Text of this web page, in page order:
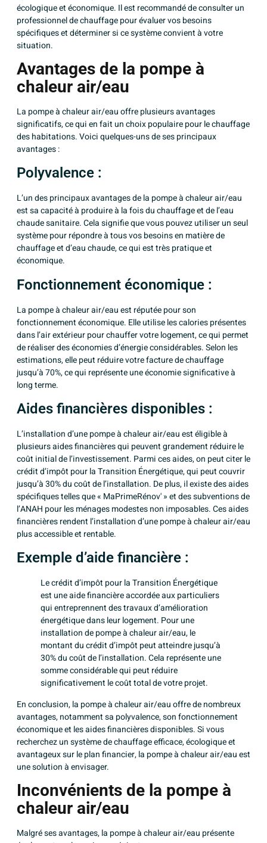
écologique et économique. Il est recommandé de consulter un
professionnel de chauffage pour évaluer vos besoins
spécifiques et déterminer si ce système convient à votre
situation.
Avantages de la pompe à
chaleur air/eau
La pompe à chaleur air/eau offre plusieurs avantages
significatifs, ce qui en fait un choix populaire pour le chauffage
des habitations. Voici quelques-uns de ses principaux
avantages :
Polyvalence :
L’un des principaux avantages de la pompe à chaleur air/eau
est sa capacité à produire à la fois du chauffage et de l’eau
chaude sanitaire. Cela signifie que vous pouvez utiliser un seul
système pour répondre à tous vos besoins en matière de
chauffage et d’eau chaude, ce qui est très pratique et
économique.
Fonctionnement économique :
La pompe à chaleur air/eau est réputée pour son
fonctionnement économique. Elle utilise les calories présentes
dans l’air extérieur pour chauffer votre logement, ce qui permet
de réaliser des économies d’énergie considérables. Selon les
estimations, elle peut réduire votre facture de chauffage
jusqu’à 70%, ce qui représente une économie significative à
long terme.
Aides financières disponibles :
L’installation d’une pompe à chaleur air/eau est éligible à
plusieurs aides financières qui peuvent grandement réduire le
coût initial de l’investissement. Parmi ces aides, on peut citer le
crédit d’impôt pour la Transition Énergétique, qui peut couvrir
jusqu’à 30% du coût de l’installation. De plus, il existe des aides
spécifiques telles que « MaPrimeRénov' » et des subventions de
l’ANAH pour les ménages modestes non imposables. Ces aides
financières rendent l’installation d’une pompe à chaleur air/eau
plus accessible et rentable.
Exemple d’aide financière :
Le crédit d’impôt pour la Transition Énergétique
est une aide financière accordée aux particuliers
qui entreprennent des travaux d’amélioration
énergétique dans leur logement. Pour une
installation de pompe à chaleur air/eau, le
montant du crédit d’impôt peut atteindre jusqu’à
30% du coût de l’installation. Cela représente une
somme considérable qui peut réduire
significativement le coût total de votre projet.
En conclusion, la pompe à chaleur air/eau offre de nombreux
avantages, notamment sa polyvalence, son fonctionnement
économique et les aides financières disponibles. Si vous
recherchez un système de chauffage efficace, écologique et
avantageux sur le plan financier, la pompe à chaleur air/eau est
une solution à envisager.
Inconvénients de la pompe à
chaleur air/eau
Malgré ses avantages, la pompe à chaleur air/eau présente